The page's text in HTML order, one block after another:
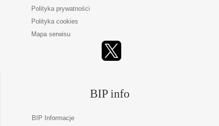
Polityka prywatności
Polityka cookies
Mapa serwisu
BIP info
BIP Informacje